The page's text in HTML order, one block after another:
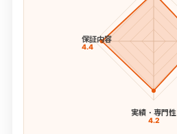
実績・専門性
4.2
保証内容
4.4